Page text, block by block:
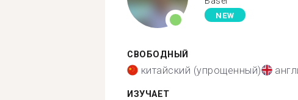
NEW
СВОБОДНЫЙ
китайский (упрощенный)
ИЗУЧАЕТ